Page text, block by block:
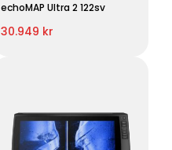
echoMAP Ultra 2 122sv
30.949 kr